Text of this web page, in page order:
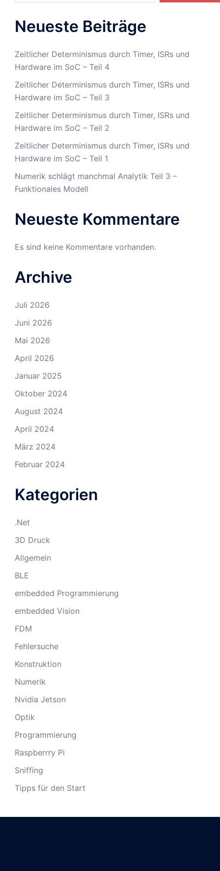
Neueste Beiträge
Zeitlicher Determinismus durch Timer, ISRs und
Hardware im SoC – Teil 4
Zeitlicher Determinismus durch Timer, ISRs und
Hardware im SoC – Teil 3
Zeitlicher Determinismus durch Timer, ISRs und
Hardware im SoC – Teil 2
Zeitlicher Determinismus durch Timer, ISRs und
Hardware im SoC – Teil 1
Numerik schlägt manchmal Analytik Teil 3 –
Funktionales Modell
Neueste Kommentare
Es sind keine Kommentare vorhanden.
Archive
Juli 2026
Juni 2026
Mai 2026
April 2026
Januar 2025
Oktober 2024
August 2024
April 2024
März 2024
Februar 2024
Kategorien
.Net
3D Druck
Allgemein
BLE
embedded Programmierung
embedded Vision
FDM
Fehlersuche
Konstruktion
Numerik
Nvidia Jetson
Optik
Programmierung
Raspberrry Pi
Sniffing
Tipps für den Start